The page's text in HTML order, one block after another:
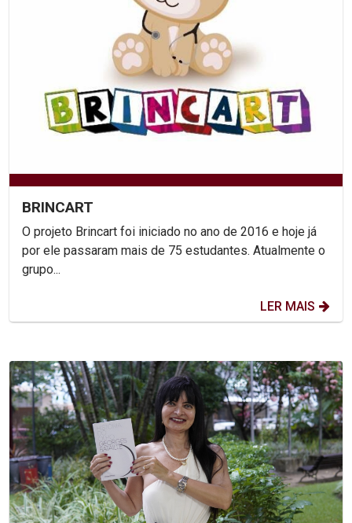
BRINCART
O projeto Brincart foi iniciado no ano de 2016 e hoje já
por ele passaram mais de 75 estudantes. Atualmente o
grupo...
LER MAIS